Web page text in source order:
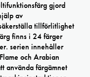
gjord
av
tillförlitlighet
finns i 24 färger
serien innehåller
och Arabian
använda färgämnet